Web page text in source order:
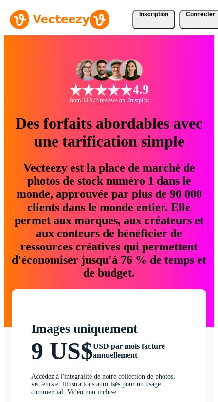
Inscription Connecter
4.9
from 33 572 reviews on Trustpilot
Des forfaits abordables avec
une tarification simple
Vecteezy est la place de marché de
photos de stock numéro 1 dans le
monde, approuvée par plus de 90 000
clients dans le monde entier. Elle
permet aux marques, aux créateurs et
aux conteurs de bénéficier de
ressources créatives qui permettent
d'économiser jusqu'à 76 % de temps et
de budget.
Images uniquement
9 US$USD par mois facturé
annuellement
Accédez à l'intégralité de notre collection de photos,
vecteurs et illustrations autorisés pour un usage
commercial. Vidéo non incluse.